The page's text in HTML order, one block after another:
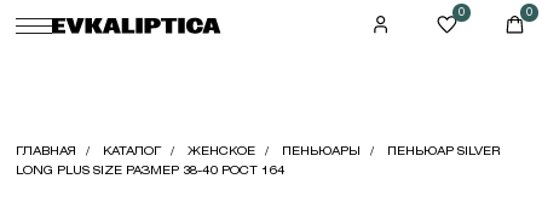
0 0
ГЛАВНАЯ КАТАЛОГ ЖЕНСКОЕ ПЕНЬЮАРЫ
ПЕНЬЮАР SILVER
LONG PLUS SIZE РАЗМЕР 38-40 РОСТ 164